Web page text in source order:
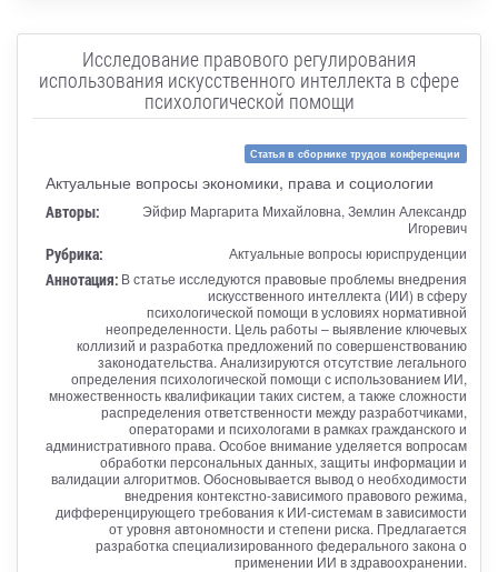
Исследование правового регулирования
использования искусственного интеллекта в сфере
психологической помощи
Статья в сборнике трудов конференции
Актуальные вопросы экономики, права и социологии
Авторы:
Эйфир Маргарита Михайловна, Землин Александр
Игоревич
Рубрика: Актуальные вопросы юриспруденции
Аннотация: В статье исследуются правовые проблемы внедрения
искусственного интеллекта (ИИ) в сферу
психологической помощи в условиях нормативной
неопределенности. Цель работы – выявление ключевых
коллизий и разработка предложений по совершенствованию
законодательства. Анализируются отсутствие легального
определения психологической помощи с использованием ИИ,
множественность квалификации таких систем, а также сложности
распределения ответственности между разработчиками,
операторами и психологами в рамках гражданского и
административного права. Особое внимание уделяется вопросам
обработки персональных данных, защиты информации и
валидации алгоритмов. Обосновывается вывод о необходимости
внедрения контекстно-зависимого правового режима,
дифференцирующего требования к ИИ-системам в зависимости
от уровня автономности и степени риска. Предлагается
разработка специализированного федерального закона о
применении ИИ в здравоохранении.